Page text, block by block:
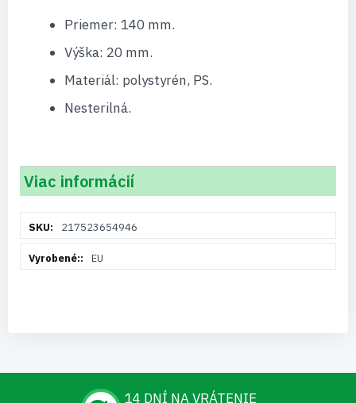
Priemer: 140 mm.
Výška: 20 mm.
Materiál: polystyrén, PS.
Nesterilná.
Viac informácií
informácií217523654946
EU
14 DNÍ NA VRÁTENIE